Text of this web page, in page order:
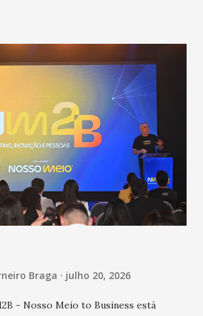
e de cuidados com os ambientes
“Nós não estamos vivendo uma
temos em todos os anos, com
dengue, influenza ou H1N1. Trata-se
um vírus diferente, com um poder de
que outros coronavírus”, apontou o
ele, é uma epidemia com chance de
podendo gerar um grande risco à
de saúde. “Precisamos saber fazer a
da doença, para não so...
Braga julho 20, 2026
- Nosso Meio to Business está